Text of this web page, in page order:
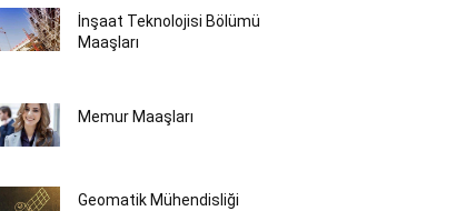
İnşaat Teknolojisi Bölümü
Maaşları
Memur Maaşları
Geomatik Mühendisliği